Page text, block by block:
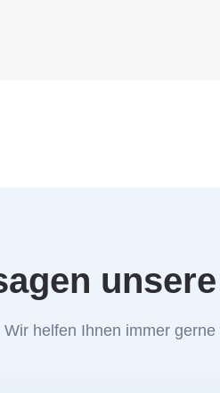
Wir helfen Ihnen immer gerne